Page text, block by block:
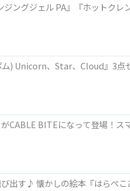
ングジェル PA』『ホットクレ
) Unicorn、Star、Cloud』3点
CABLE BITEになって登場！
出す♪ 懐かしの絵本『はらぺ